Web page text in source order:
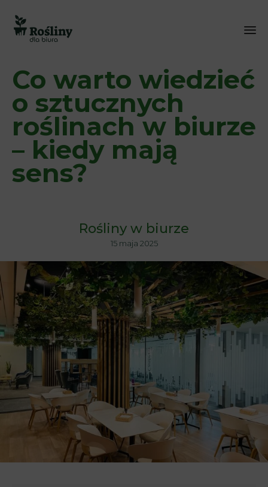
Co warto wiedzieć
o sztucznych
roślinach w biurze
– kiedy mają
sens?
Rośliny w biurze
15 maja 2025